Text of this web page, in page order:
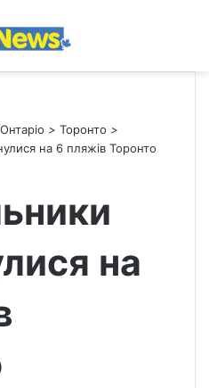
Онтаріо > Торонто >
на 6 пляжів Торонто
на